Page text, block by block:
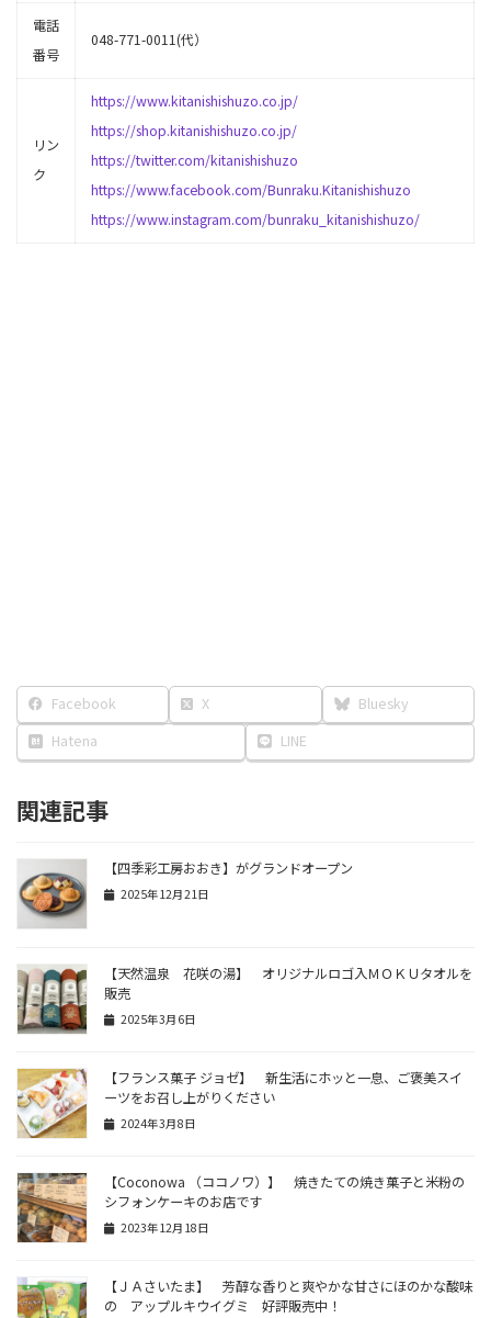
電話
番号
048-771-0011(代）
リン
ク
https://www.kitanishishuzo.co.jp/
https://shop.kitanishishuzo.co.jp/
https://twitter.com/kitanishishuzo
https://www.facebook.com/Bunraku.Kitanishishuzo
https://www.instagram.com/bunraku_kitanishishuzo/
Facebook X
Bluesky
Hatena
LINE
関連記事
【四季彩工房おおき】がグランドオープン
2025年12月21日
【天然温泉 花咲の湯】 オリジナルロゴ入ＭＯＫＵタオルを
販売
2025年3月6日
【フランス菓子 ジョゼ】 新生活にホッと一息、ご褒美スイ
ーツをお召し上がりください
2024年3月8日
【Coconowa （ココノワ）】 焼きたての焼き菓子と米粉の
シフォンケーキのお店です
2023年12月18日
【ＪＡさいたま】 芳醇な香りと爽やかな甘さにほのかな酸味
の アップルキウイグミ 好評販売中！